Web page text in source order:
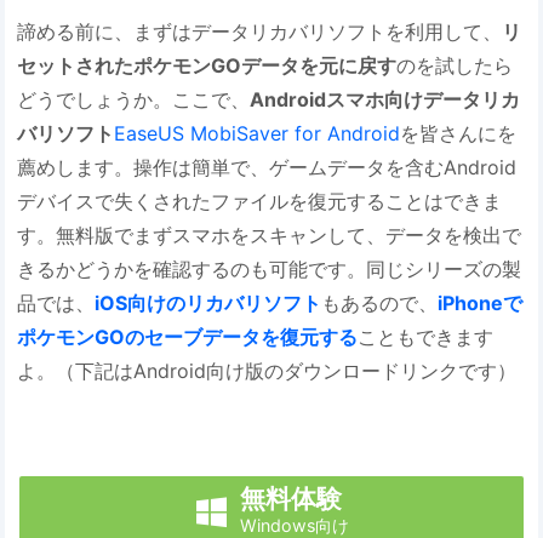
諦める前に、まずはデータリカバリソフトを利用して、
リ
セットされたポケモンGOデータを元に戻すのを試したら
どうでしょうか。ここで、 Androidスマホ向けデータリカ
バリソフト EaseUS MobiSaver for Androidを皆さんにを
薦めします。操作は簡単で、ゲームデータを含むAndroid
デバイスで失くされたファイルを復元することはできま
す。無料版でまずスマホをスキャンして、データを検出で
きるかどうかを確認するのも可能です。同じシリーズの製
品では、 iOS向けのリカバリソフト もあるので、 iPhoneで
ポケモンGOのセーブデータを復元することもできます
よ。（下記はAndroid向け版のダウンロードリンクです）
 無料体験
Windows向け